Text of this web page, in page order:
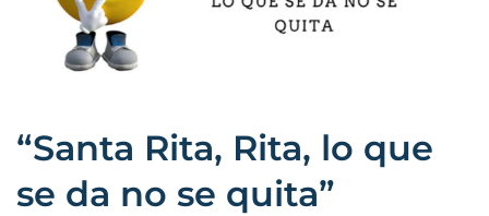
“Santa Rita, Rita, lo que
se da no se quita”